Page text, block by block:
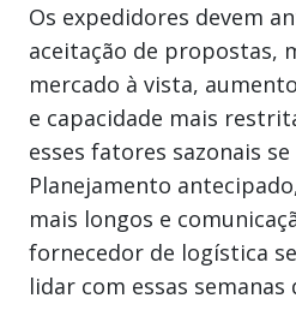
Os expedidores devem
aceitação de propostas,
mercado à vista,
e capacidade mais
esses fatores sazonais
Planejamento
mais longos e
fornecedor de logística
lidar com essas semanas